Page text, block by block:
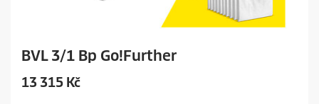
BVL 3/1 Bp Go!Further
C
13 315 Kč